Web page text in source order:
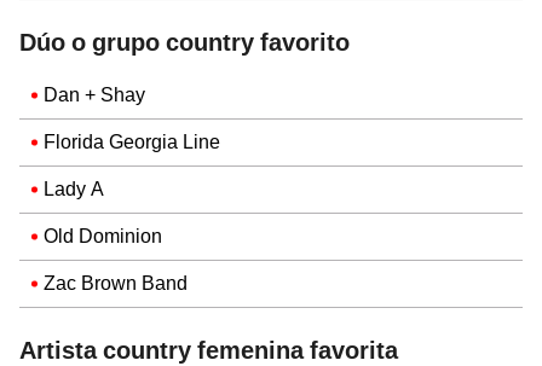
Dúo o grupo country favorito
Dan + Shay
Florida Georgia Line
Lady A
Old Dominion
Zac Brown Band
Artista country femenina favorita